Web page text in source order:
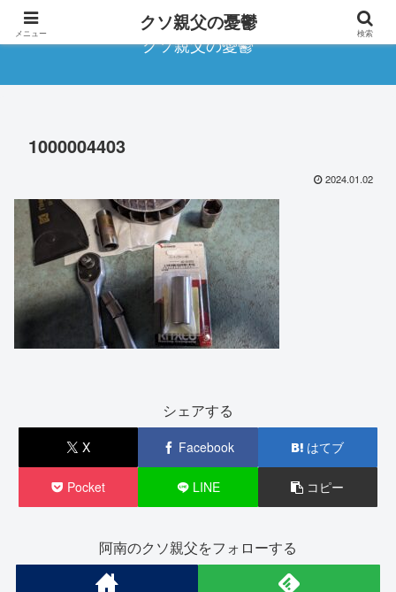
クソ親父の憂鬱
1000004403
2024.01.02
シェアする
X Facebook はてブ
Pocket LINE コピー
阿南のクソ親父をフォローする
メニュー クソ親父の憂鬱 検索